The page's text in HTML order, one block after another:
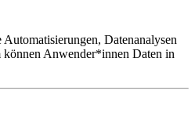
Datenanalysen
können Anwender*innen Daten in